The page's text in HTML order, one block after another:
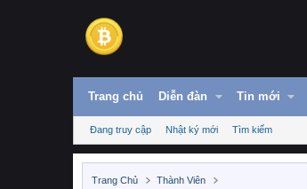
Trang chủ Diễn đàn Tin mới
Đang truy cập Nhật ký mới Tìm kiếm
Trang Chủ Thành Viên